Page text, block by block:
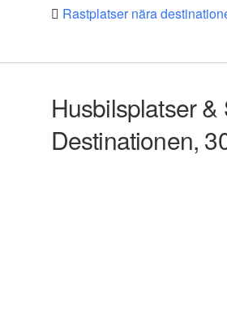
Rastplatser nära
Husbilsplatser
Destinationen,